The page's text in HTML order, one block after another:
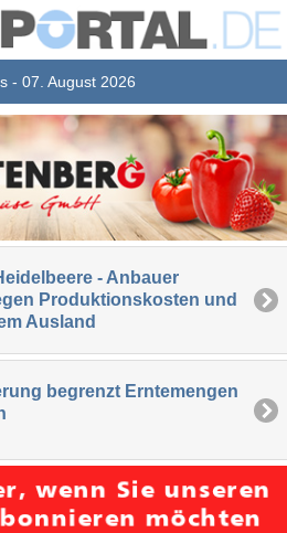
- 07. August 2026
- Anbauer
Produktionskosten und
Ausland
begrenzt Erntemengen